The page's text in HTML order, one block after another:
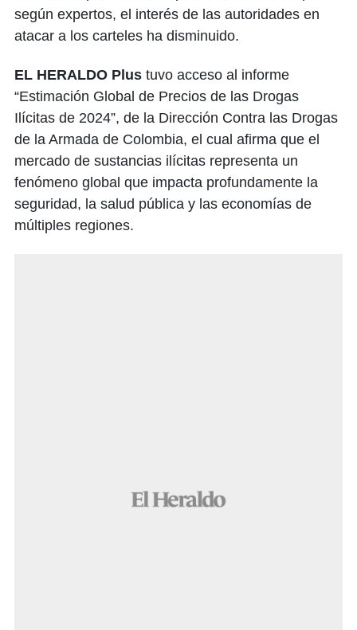
según expertos, el interés de las autoridades en
atacar a los carteles ha disminuido.
EL HERALDO Plus tuvo acceso al informe
“Estimación Global de Precios de las Drogas
Ilícitas de 2024”, de la Dirección Contra las Drogas
de la Armada de Colombia, el cual afirma que el
mercado de sustancias ilícitas representa un
fenómeno global que impacta profundamente la
seguridad, la salud pública y las economías de
múltiples regiones.